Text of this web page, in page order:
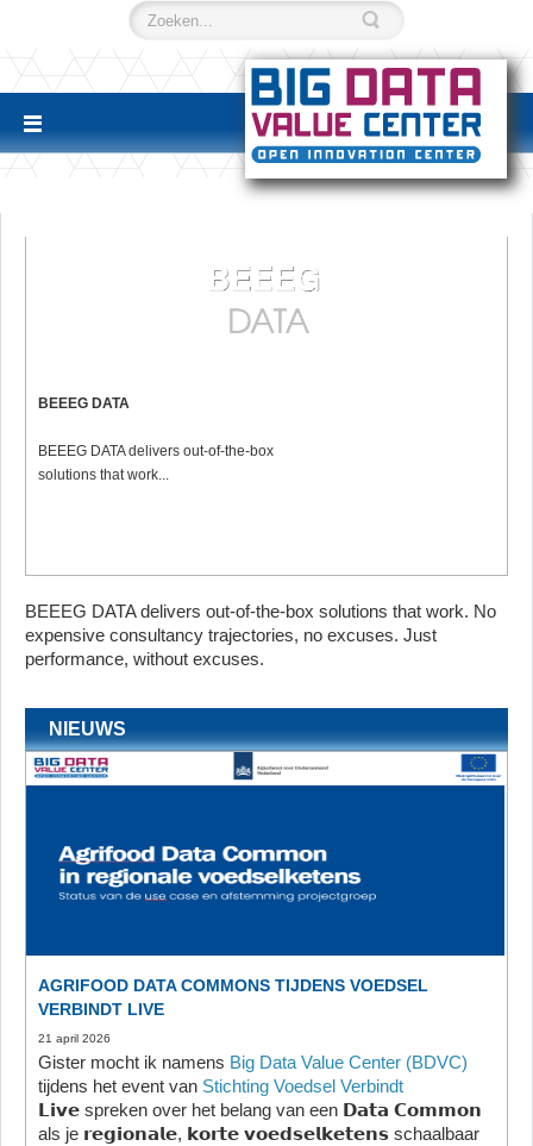
BEEEG DATA
BEEEG DATA delivers out-of-the-box
solutions that work...
BEEEG DATA delivers out-of-the-box solutions that work. No
expensive consultancy trajectories, no excuses. Just
performance, without excuses.
NIEUWS
AGRIFOOD DATA COMMONS TIJDENS VOEDSEL
VERBINDT LIVE
21 april 2026
Gister mocht ik namens Big Data Value Center (BDVC)
tijdens het event van Stichting Voedsel Verbindt
𝗟𝗶𝘃𝗲 spreken over het belang van een 𝗗𝗮𝘁𝗮 𝗖𝗼𝗺𝗺𝗼𝗻
als je 𝗿𝗲𝗴𝗶𝗼𝗻𝗮𝗹𝗲, 𝗸𝗼𝗿𝘁𝗲 𝘃𝗼𝗲𝗱𝘀𝗲𝗹𝗸𝗲𝘁𝗲𝗻𝘀 schaalbaar